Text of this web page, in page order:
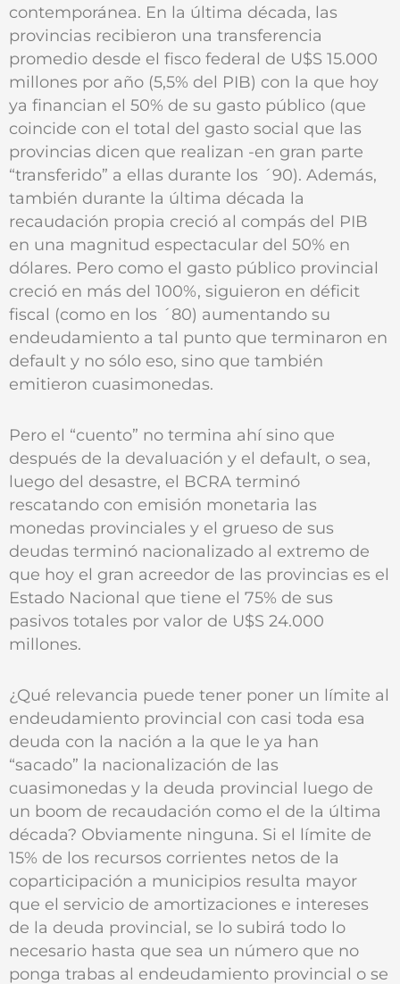
contemporánea. En la última década, las
provincias recibieron una transferencia
promedio desde el fisco federal de U$S 15.000
millones por año (5,5% del PIB) con la que hoy
ya financian el 50% de su gasto público (que
coincide con el total del gasto social que las
provincias dicen que realizan -en gran parte
“transferido” a ellas durante los ´90). Además,
también durante la última década la
recaudación propia creció al compás del PIB
en una magnitud espectacular del 50% en
dólares. Pero como el gasto público provincial
creció en más del 100%, siguieron en déficit
fiscal (como en los ´80) aumentando su
endeudamiento a tal punto que terminaron en
default y no sólo eso, sino que también
emitieron cuasimonedas.
Pero el “cuento” no termina ahí sino que
después de la devaluación y el default, o sea,
luego del desastre, el BCRA terminó
rescatando con emisión monetaria las
monedas provinciales y el grueso de sus
deudas terminó nacionalizado al extremo de
que hoy el gran acreedor de las provincias es el
Estado Nacional que tiene el 75% de sus
pasivos totales por valor de U$S 24.000
millones.
¿Qué relevancia puede tener poner un límite al
endeudamiento provincial con casi toda esa
deuda con la nación a la que le ya han
“sacado” la nacionalización de las
cuasimonedas y la deuda provincial luego de
un boom de recaudación como el de la última
década? Obviamente ninguna. Si el límite de
15% de los recursos corrientes netos de la
coparticipación a municipios resulta mayor
que el servicio de amortizaciones e intereses
de la deuda provincial, se lo subirá todo lo
necesario hasta que sea un número que no
ponga trabas al endeudamiento provincial o se